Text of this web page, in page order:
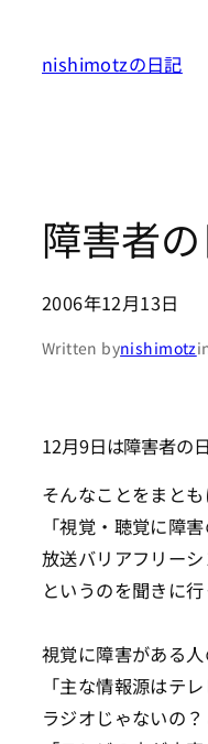
nishimotzの日記
障害者の
2006年12月13日
Written bynishimotz
12月9日は障害者の
そんなことをまとも
「視覚・聴覚に障
放送バリアフリーシ
というのを聞きに行
視覚に障害がある
「主な情報源はテレ
ラジオじゃないの？